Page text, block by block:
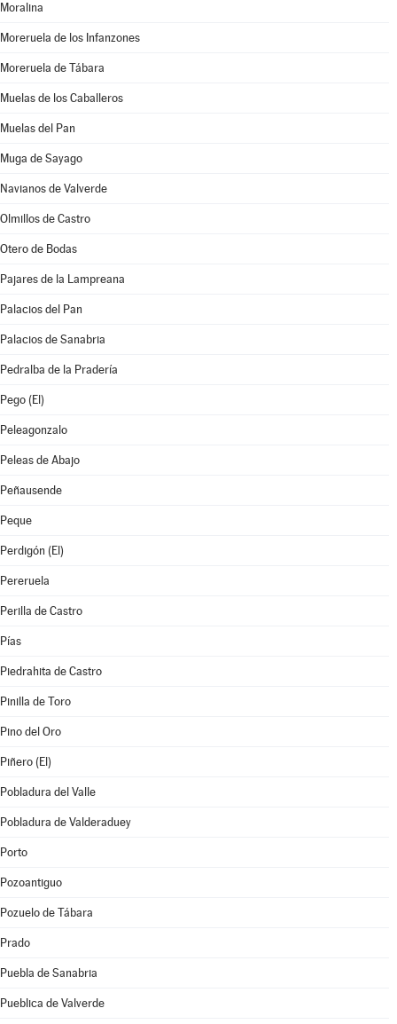
Moralina
Moreruela de los Infanzones
Moreruela de Tábara
Muelas de los Caballeros
Muelas del Pan
Muga de Sayago
Navianos de Valverde
Olmillos de Castro
Otero de Bodas
Pajares de la Lampreana
Palacios del Pan
Palacios de Sanabria
Pedralba de la Pradería
Pego (El)
Peleagonzalo
Peleas de Abajo
Peñausende
Peque
Perdigón (El)
Pereruela
Perilla de Castro
Pías
Piedrahita de Castro
Pinilla de Toro
Pino del Oro
Piñero (El)
Pobladura del Valle
Pobladura de Valderaduey
Porto
Pozoantiguo
Pozuelo de Tábara
Prado
Puebla de Sanabria
Pueblica de Valverde